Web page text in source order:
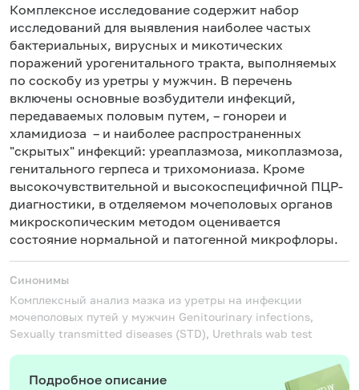
Комплексное исследование содержит набор
исследований для выявления наиболее частых
бактериальных, вирусных и микотических
поражений урогенитального тракта, выполняемых
по соскобу из уретры у мужчин. В перечень
включены основные возбудители инфекций,
передаваемых половым путем, – гонореи и
хламидиоза – и наиболее распространенных
"скрытых" инфекций: уреаплазмоза, микоплазмоза,
генитального герпеса и трихомониаза. Кроме
высокочувствительной и высокоспецифичной ПЦР-
диагностики, в отделяемом мочеполовых органов
микроскопическим методом оценивается
состояние нормальной и патогенной микрофлоры.
Синонимы
Комплексный анализ мазка из уретры на инфекции
мочеполовых путей у мужчин Genitourinary infections,
Sexually transmitted diseases (STD), Urethrals wab test
Подробное описание